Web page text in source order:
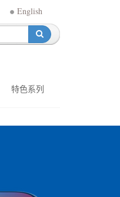
English
特色系列